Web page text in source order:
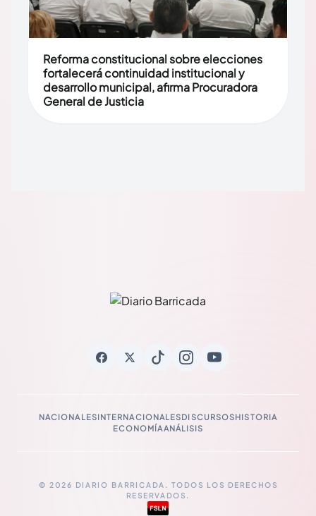
Reforma constitucional sobre elecciones
fortalecerá continuidad institucional y
desarrollo municipal, afirma Procuradora
General de Justicia
NACIONALESINTERNACIONALESDISCURSOSHISTORIA
ECONOMÍAANÁLISIS
© 2026 DIARIO BARRICADA. TODOS LOS DERECHOS
RESERVADOS.